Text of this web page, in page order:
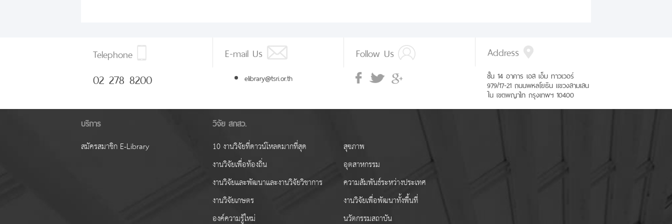
Telephone
02 278 8200
E-mail Us
elibrary@tsri.or.th
Follow Us Address
ชั้น 14 อาคาร เอส เอ็ม ทาวเวอร์
979/17-21 ถนนพหลโยธิน แขวงสามเสน
ใน เขตพญาไท กรุงเทพฯ 10400
บริการ
สมัครสมาชิก E-Library
วิจัย สกสว.
10 งานวิจัยที่ดาวน์โหลดมากที่สุด
งานวิจัยเพื่อท้องถิ่น
งานวิจัยและพัฒนาและงานวิจัยวิชาการ
งานวิจัยเกษตร
องค์ความรู้ใหม่
สุขภาพ
อุตสาหกรรม
ความสัมพันธ์ระหว่างประเทศ
งานวิจัยเพื่อพัฒนาทั้งพื้นที่
นวัตกรรมสถาบัน